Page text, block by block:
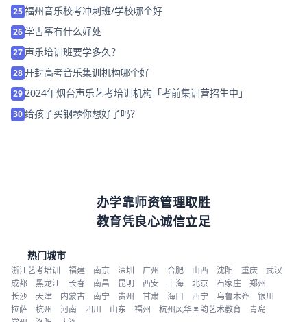
25福州音乐校考冲刺班/学校哪个好
26学古筝有什么好处
27 声乐培训班要学多久？
28开封高考音乐集训机构哪个好
292024年烟台声乐艺考培训机构「考前集训营招生中」
30给孩子买钢琴你想好了吗？
办学靠师资管理取胜
教育凭良心诚信立足
热门城市
浙江艺考培训 福建 南京 深圳 广州 合肥 山西 沈阳 重庆
武汉
成都
黑龙江 长春 南昌 昆明 西安 上海 北京 石家庄
郑州
长沙
天津 内蒙古 南宁 贵州 甘肃 海口 西宁 乌鲁木齐
银川
拉萨
杭州 河南 四川 山东 福州 杭州风华国韵艺术教育
青岛